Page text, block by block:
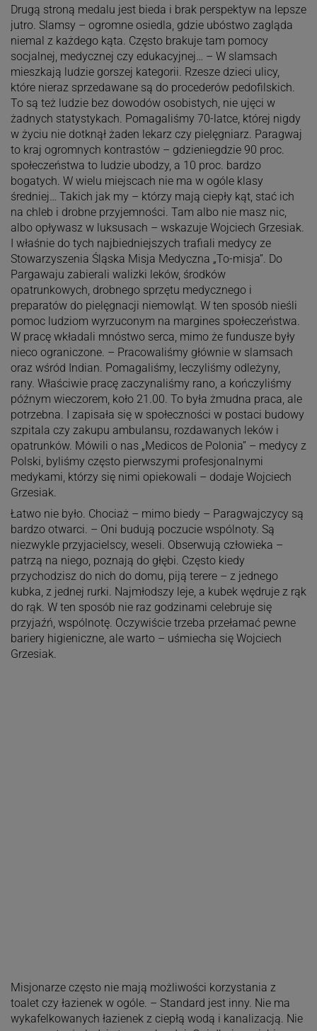
Drugą stroną medalu jest bieda i brak perspektyw na lepsze
jutro. Slamsy – ogromne osiedla, gdzie ubóstwo zagląda
niemal z każdego kąta. Często brakuje tam pomocy
socjalnej, medycznej czy edukacyjnej… – W slamsach
mieszkają ludzie gorszej kategorii. Rzesze dzieci ulicy,
które nieraz sprzedawane są do procederów pedofilskich.
To są też ludzie bez dowodów osobistych, nie ujęci w
żadnych statystykach. Pomagaliśmy 70-latce, której nigdy
w życiu nie dotknął żaden lekarz czy pielęgniarz. Paragwaj
to kraj ogromnych kontrastów – gdzieniegdzie 90 proc.
społeczeństwa to ludzie ubodzy, a 10 proc. bardzo
bogatych. W wielu miejscach nie ma w ogóle klasy
średniej… Takich jak my – którzy mają ciepły kąt, stać ich
na chleb i drobne przyjemności. Tam albo nie masz nic,
albo opływasz w luksusach – wskazuje Wojciech Grzesiak.
I właśnie do tych najbiedniejszych trafiali medycy ze
Stowarzyszenia Śląska Misja Medyczna „To-misja”. Do
Pargawaju zabierali walizki leków, środków
opatrunkowych, drobnego sprzętu medycznego i
preparatów do pielęgnacji niemowląt. W ten sposób nieśli
pomoc ludziom wyrzuconym na margines społeczeństwa.
W pracę wkładali mnóstwo serca, mimo że fundusze były
nieco ograniczone. – Pracowaliśmy głównie w slamsach
oraz wśród Indian. Pomagaliśmy, leczyliśmy odleżyny,
rany. Właściwie pracę zaczynaliśmy rano, a kończyliśmy
późnym wieczorem, koło 21.00. To była żmudna praca, ale
potrzebna. I zapisała się w społeczności w postaci budowy
szpitala czy zakupu ambulansu, rozdawanych leków i
opatrunków. Mówili o nas „Medicos de Polonia” – medycy z
Polski, byliśmy często pierwszymi profesjonalnymi
medykami, którzy się nimi opiekowali – dodaje Wojciech
Grzesiak.
Łatwo nie było. Chociaż – mimo biedy – Paragwajczycy są
bardzo otwarci. – Oni budują poczucie wspólnoty. Są
niezwykle przyjacielscy, weseli. Obserwują człowieka –
patrzą na niego, poznają do głębi. Często kiedy
przychodzisz do nich do domu, piją terere – z jednego
kubka, z jednej rurki. Najmłodszy leje, a kubek wędruje z rąk
do rąk. W ten sposób nie raz godzinami celebruje się
przyjaźń, wspólnotę. Oczywiście trzeba przełamać pewne
bariery higieniczne, ale warto – uśmiecha się Wojciech
Grzesiak.
Misjonarze często nie mają możliwości korzystania z
toalet czy łazienek w ogóle. – Standard jest inny. Nie ma
wykafelkowanych łazienek z ciepłą wodą i kanalizacją. Nie